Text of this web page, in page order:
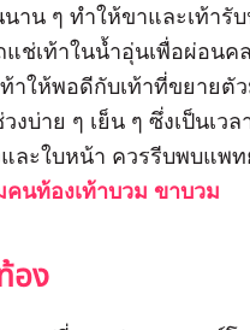
าน ๆ ทำให้ขาและเท้ารั
ช่เท้าในน้ำอุ่นเพื่อผ่อนค
าให้พอดีกับเท้าที่ขยายตั
งบ่าย ๆ เย็น ๆ ซึ่งเป็นเ
ละใบหน้า ควรรีบพบแพ
นท้องเท้าบวม ขาบวม
อง